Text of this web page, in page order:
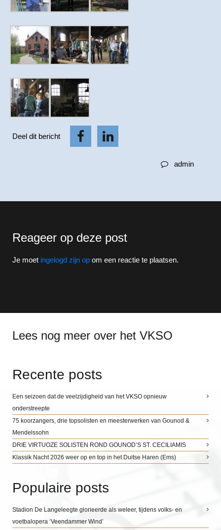
Deel dit bericht
admin
Reageer op deze post
Je moet ingelogd zijn op om een reactie te plaatsen.
Lees nog meer over het VKSO
Recente posts
Een seizoen dat de veelzijdigheid van het VKSO opnieuw
onderstreepte
75 koorzangers, drie topsolisten en meesterwerken van Gounod &
Mendelssohn
DRIE VIRTUOZE SOLISTEN ROND GOUNOD’S ST. CECILIAMIS
Klassik Nacht 2026 weer op en top in het Duitse Haren (Ems)
Populaire posts
Stadion De Langeleegte glorieerde als weleer, tijdens volks- en
voetbalopera ‘Veendammer Wind’